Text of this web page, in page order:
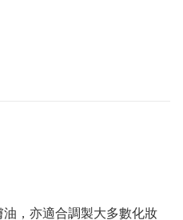
，亦適合調製大多數化妝